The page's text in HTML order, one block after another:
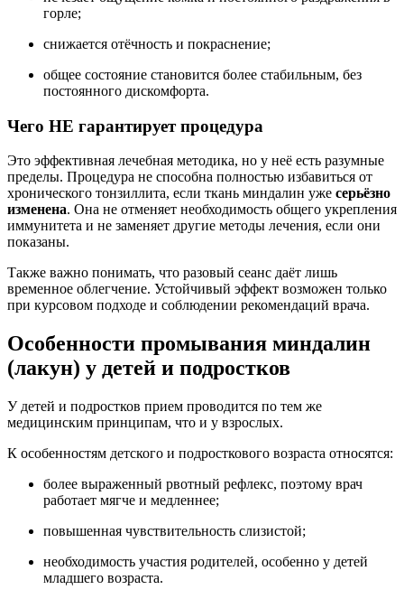
горле;
снижается отёчность и покраснение;
общее состояние становится более стабильным, без
постоянного дискомфорта.
Чего НЕ гарантирует процедура
Это эффективная лечебная методика, но у неё есть разумные
пределы. Процедура не способна полностью избавиться от
хронического тонзиллита, если ткань миндалин уже серьёзно
изменена. Она не отменяет необходимость общего укрепления
иммунитета и не заменяет другие методы лечения, если они
показаны.
Также важно понимать, что разовый сеанс даёт лишь
временное облегчение. Устойчивый эффект возможен только
при курсовом подходе и соблюдении рекомендаций врача.
Особенности промывания миндалин
(лакун) у детей и подростков
У детей и подростков прием проводится по тем же
медицинским принципам, что и у взрослых.
К особенностям детского и подросткового возраста относятся:
более выраженный рвотный рефлекс, поэтому врач
работает мягче и медленнее;
повышенная чувствительность слизистой;
необходимость участия родителей, особенно у детей
младшего возраста.